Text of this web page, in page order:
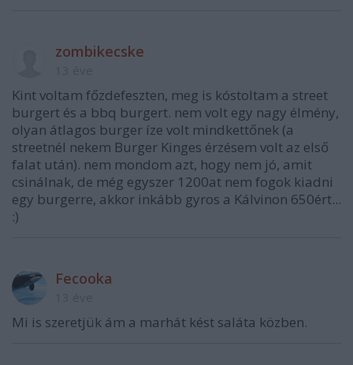
zombikecske
Kint voltam főzdefeszten, meg is kóstoltam a street
burgert és a bbq burgert. nem volt egy nagy élmény,
olyan átlagos burger íze volt mindkettőnek (a
streetnél nekem Burger Kinges érzésem volt az első
falat után). nem mondom azt, hogy nem jó, amit
csinálnak, de még egyszer 1200at nem fogok kiadni
egy burgerre, akkor inkább gyros a Kálvinon 650ért...
:)
Fecooka
Mi is szeretjük ám a marhát kést saláta közben.